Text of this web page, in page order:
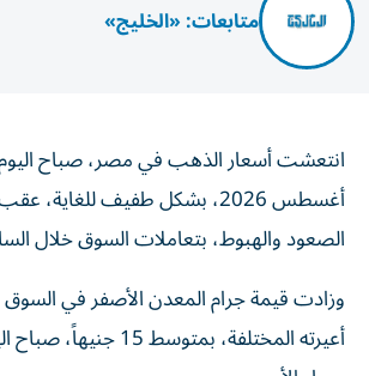
متابعات: «الخليج»
أغسطس 2026، بشكل طفيف للغاية،
الصعود والهبوط، بتعاملات السوق خلال
وزادت قيمة جرام المعدن الأصفر في السوق
أعيرته المختلفة، بمتوسط 15
مساء الأمس.